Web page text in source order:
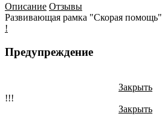
Описание Отзывы
Развивающая рамка "Скорая помощь"
!
Предупреждение
Закрыть
!!!
Закрыть